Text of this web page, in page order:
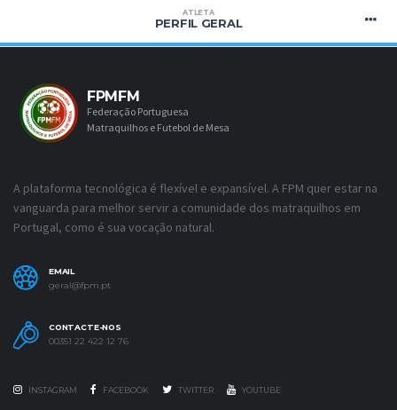
ATLETA
PERFIL GERAL
FPMFM
Federação Portuguesa
Matraquilhos e Futebol de Mesa
A plataforma tecnológica é flexível e expansível. A FPM quer estar na
vanguarda para melhor servir a comunidade dos matraquilhos em
Portugal, como é sua vocação natural.
EMAIL
geral@fpm.pt
CONTACTE-NOS
00351 22 422 12 76
INSTAGRAM FACEBOOK TWITTER YOUTUBE